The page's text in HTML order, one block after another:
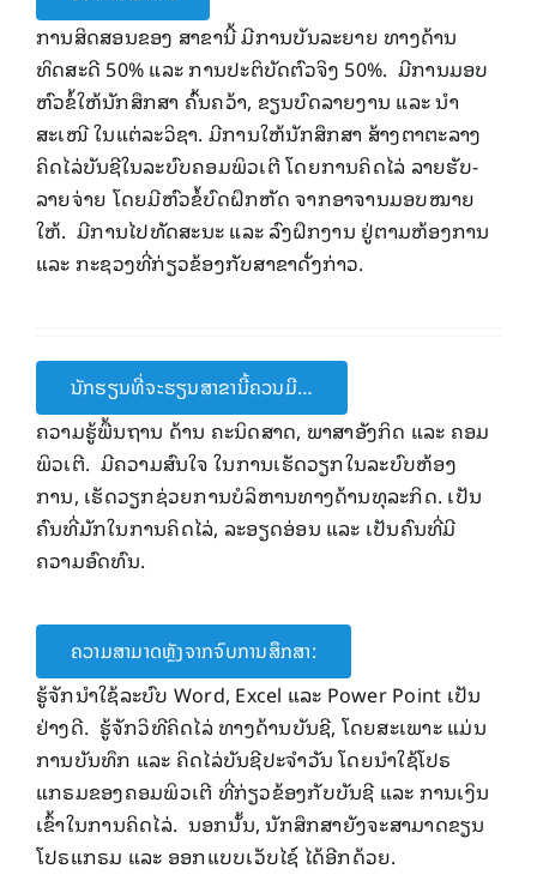
ການສິດສອນຂອງ ສາຂານີ້ ມີການບັນລະຍາຍ ທາງດ້ານ
ທິດສະດີ 50% ແລະ ການປະຕິບັດຕົວຈິງ 50%. ມີການມອບ
ຫົວຂໍ້ໃຫ້ນັກສຶກສາ ຄົ້ນຄວ້າ, ຂຽນບົດລາຍງານ ແລະ ນໍາ
ສະເໜີ ໃນແຕ່ລະວິຊາ. ມີການໃຫ້ນັກສຶກສາ ສ້າງຕາຕະລາງ
ຄິດໄລ່ບັນຊີໃນລະບົບຄອມພິວເຕີ ໂດຍການຄິດໄລ່ ລາຍຮັບ-
ລາຍຈ່າຍ ໂດຍມີຫົວຂໍ້ບົດຝຶກຫັດ ຈາກອາຈານມອບໝາຍ
ໃຫ້. ມີການໄປທັດສະນະ ແລະ ລົງຝຶກງານ ຢູ່ຕາມຫ້ອງການ
ແລະ ກະຊວງທີ່ກ່ຽວຂ້ອງກັບສາຂາດັ່ງກ່າວ.
ນັກຮຽນທີ່ຈະຮຽນສາຂານີ້ຄວນມີ…
ຄວາມຮູ້ພື້ນຖານ ດ້ານ ຄະນິດສາດ, ພາສາອັງກິດ ແລະ ຄອມ
ພິວເຕີ. ມີຄວາມສົນໃຈ ໃນການເຮັດວຽກໃນລະບົບຫ້ອງ
ການ, ເຮັດວຽກຊ່ວຍການບໍລິຫານທາງດ້ານທຸລະກິດ. ເປັນ
ຄົນທີ່ມັກໃນການຄິດໄລ່, ລະອຽດອ່ອນ ແລະ ເປັນຄົນທີ່ມີ
ຄວາມອົດທົນ.
ຄວາມສາມາດຫຼັງຈາກຈົບການສຶກສາ:
ຮູ້ຈັກນໍາໃຊ້ລະບົບ Word, Excel ແລະ Power Point ເປັນ
ຢ່າງດີ. ຮູ້ຈັກວິທີຄິດໄລ່ ທາງດ້ານບັນຊີ, ໂດຍສະເພາະ ແມ່ນ
ການບັນທຶກ ແລະ ຄິດໄລ່ບັນຊີປະຈໍາວັນ ໂດຍນໍາໃຊ້ໂປຣ
ແກຣມຂອງຄອມພິວເຕີ ທີ່ກ່ຽວຂ້ອງກັບບັນຊີ ແລະ ການເງິນ
ເຂົ້າໃນການຄິດໄລ່. ນອກນັ້ນ, ນັກສຶກສາຍັງຈະສາມາດຂຽນ
ໂປຣແກຣມ ແລະ ອອກແບບເວັບໄຊ໌ ໄດ້ອີກດ້ວຍ.